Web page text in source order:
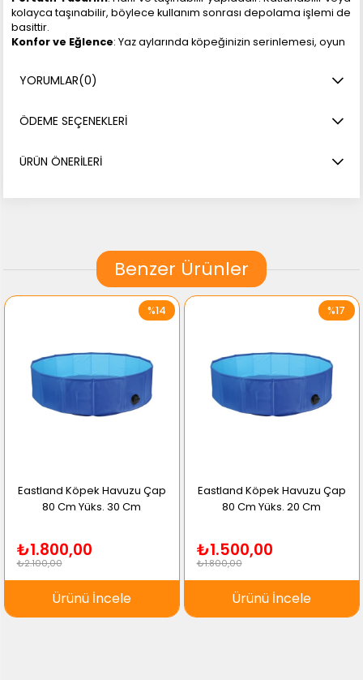
kolayca taşınabilir, böylece kullanım sonrası depolama işlemi de
basittir.
Konfor ve Eğlence: Yaz aylarında köpeğinizin serinlemesi, oyun
birden fazla köpeğin aynı anda kullanılabilmesini sağlar.
Eastland Köpek Havuzu, köpeğinizin serinlemesi ve eğlenmesi
ve keyif sağlar.
YORUMLAR(0)
ÖDEME SEÇENEKLERI
ÜRÜN ÖNERILERI
Benzer Ürünler
Köpek Havuzu Çap
80 Cm Yüks. 30 Cm
Ürünü İncele
%14
Eastland Köpek Havuzu Çap
80 Cm Yüks. 20 Cm
₺1.500,00
₺1.800,00
Ürünü İncele
%17